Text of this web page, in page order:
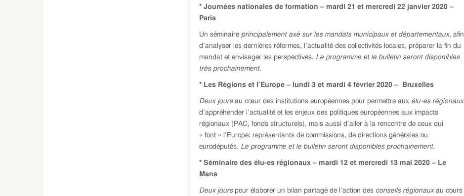
* Journées nationales de formation – mardi 21 et mercredi 22 janvier 2020 –
Paris
Un séminaire principalement axé sur les mandats municipaux et départementaux, afin
d’analyser les dernières réformes, l’actualité des collectivités locales, préparer la fin du
mandat et envisager les perspectives. Le programme et le bulletin seront disponibles
très prochainement.
* Les Régions et l’Europe – lundi 3 et mardi 4 février 2020 – Bruxelles
Deux joursau cœur des institutions européennes pour permettre aux élu-es régionaux
d’appréhender l’actualité et les enjeux des politiques européennes aux impacts
régionaux (PAC, fonds structurels), mais aussi d’aller à la rencontre de ceux qui
« font » l’Europe: représentants de commissions, de directions générales ou
eurodéputés. Le programme et le bulletin seront disponibles prochainement.
* Séminaire des élu-es régionaux – mardi 12 et mercredi 13 mai 2020 – Le
Mans
Deux jourspour élaborer un bilan partagé de l’action des conseils régionauxau cours